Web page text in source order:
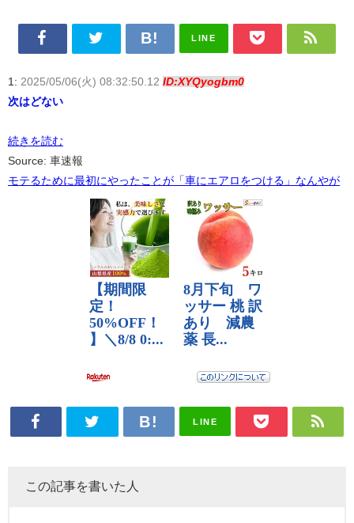
LINE
1: 2025/05/06(火) 08:32:50.12 ID:XYQyogbm0
次はどない
続きを読む
Source: 車速報
モテるために最初にやったことが「車にエアロをつける」なんやが
LINE
この記事を書いた人